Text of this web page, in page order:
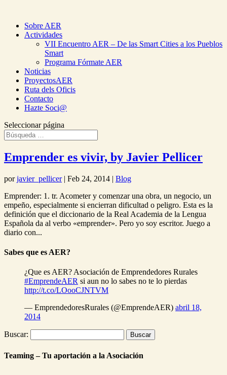
Sobre AER
Actividades
VII Encuentro AER – De las Smart Cities a los Pueblos
Smart
Programa Fórmate AER
Noticias
ProyectosAER
Ruta dels Oficis
Contacto
Hazte Soci@
Seleccionar página
Emprender es vivir, by Javier Pellicer
porjavier_pellicer| Feb 24, 2014 | Blog
Emprender: 1. tr. Acometer y comenzar una obra, un negocio, un
empeño, especialmente si encierran dificultad o peligro. Esta es la
definición que el diccionario de la Real Academia de la Lengua
Española da al verbo «emprender». Pero yo soy escritor. Juego a
diario con...
Sabes que es AER?
¿Que es AER? Asociación de Emprendedores Rurales
#EmprendeAER si aun no lo sabes no te lo pierdas
http://t.co/LOooCJNTVM
— EmprendedoresRurales (@EmprendeAER) abril 18,
2014
Buscar:
Teaming – Tu aportación a la Asociación